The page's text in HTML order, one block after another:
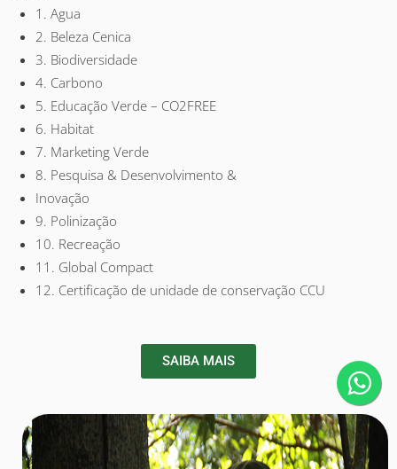
1. Agua
2. Beleza Cenica
3. Biodiversidade
4. Carbono
5. Educação Verde – CO2FREE
6. Habitat
7. Marketing Verde
8. Pesquisa & Desenvolvimento &
Inovação
9. Polinização
10. Recreação
11. Global Compact
12. Certificação de unidade de conservação CCU
SAIBA MAIS